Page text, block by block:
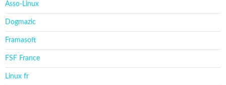
Asso-Linux
Dogmazic
Framasoft
FSF France
Linux fr